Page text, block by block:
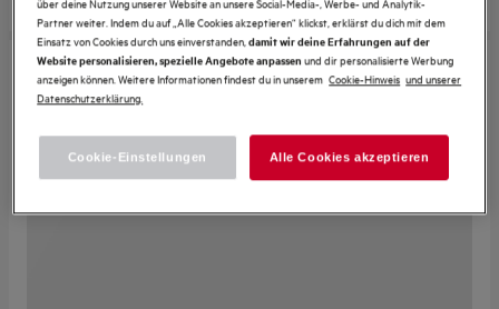
Partner weiter. Indem du auf „Alle Cookies akzeptieren“ klickst, erklärst du dich mit dem
Einsatz von Cookies durch uns einverstanden,damit wir deine Erfahrungen auf der
Website personalisieren, spezielle Angebote anpassen und dir personalisierte Werbung
anzeigen können. Weitere Informationen findest du in unserem Cookie-Hinweis und unserer
Datenschutzerklärung.
Cookie-Einstellungen Alle Cookies akzeptieren